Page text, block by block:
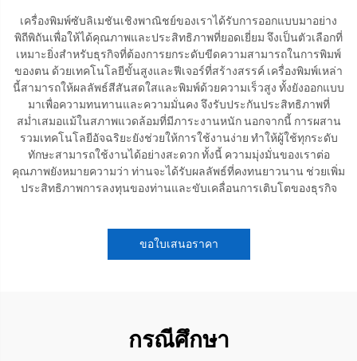
เครื่องพิมพ์ซับลิเมชันเชิงพาณิชย์ของเราได้รับการออกแบบมาอย่าง
พิถีพิถันเพื่อให้ได้คุณภาพและประสิทธิภาพที่ยอดเยี่ยม จึงเป็นตัวเลือกที่
เหมาะยิ่งสำหรับธุรกิจที่ต้องการยกระดับขีดความสามารถในการพิมพ์
ของตน ด้วยเทคโนโลยีขั้นสูงและฟีเจอร์ที่สร้างสรรค์ เครื่องพิมพ์เหล่า
นี้สามารถให้ผลลัพธ์สีสันสดใสและพิมพ์ด้วยความเร็วสูง ทั้งยังออกแบบ
มาเพื่อความทนทานและความมั่นคง จึงรับประกันประสิทธิภาพที่
สม่ำเสมอแม้ในสภาพแวดล้อมที่มีภาระงานหนัก นอกจากนี้ การผสาน
รวมเทคโนโลยีอัจฉริยะยังช่วยให้การใช้งานง่าย ทำให้ผู้ใช้ทุกระดับ
ทักษะสามารถใช้งานได้อย่างสะดวก ทั้งนี้ ความมุ่งมั่นของเราต่อ
คุณภาพยังหมายความว่า ท่านจะได้รับผลลัพธ์ที่คงทนยาวนาน ช่วยเพิ่ม
ประสิทธิภาพการลงทุนของท่านและขับเคลื่อนการเติบโตของธุรกิจ
ขอใบเสนอราคา
กรณีศึกษา